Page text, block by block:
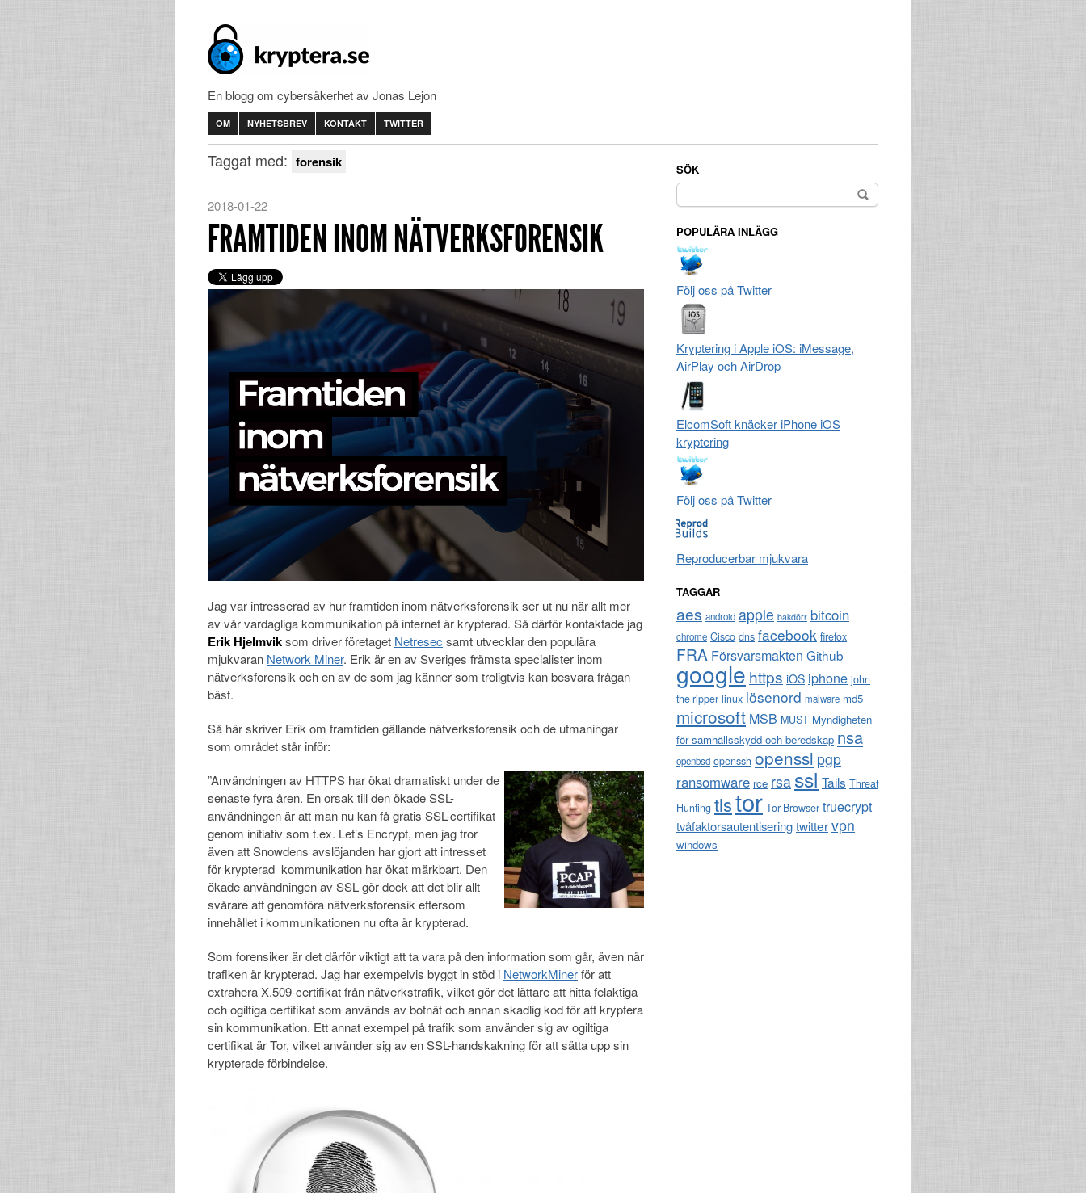
En blogg om cybersäkerhet av Jonas Lejon
OM NYHETSBREV KONTAKT TWITTER
Taggat med: forensik
2018-01-22
FRAMTIDEN INOM NÄTVERKSFORENSIK
Jag var intresserad av hur framtiden inom nätverksforensik ser ut nu när allt mer
av vår vardagliga kommunikation på internet är krypterad. Så därför kontaktade jag
Erik Hjelmviksom driver företaget Netresec samt utvecklar den populära
mjukvaran Network Miner. Erik är en av Sveriges främsta specialister inom
nätverksforensik och en av de som jag känner som troligtvis kan besvara frågan
bäst.
Så här skriver Erik om framtiden gällande nätverksforensik och de utmaningar
som området står inför:
”Användningen av HTTPS har ökat dramatiskt under de
senaste fyra åren. En orsak till den ökade SSL-
användningen är att man nu kan få gratis SSL-certifikat
genom initiativ som t.ex. Let’s Encrypt, men jag tror
även att Snowdens avslöjanden har gjort att intresset
för krypterad kommunikation har ökat märkbart. Den
ökade användningen av SSL gör dock att det blir allt
svårare att genomföra nätverksforensik eftersom
innehållet i kommunikationen nu ofta är krypterad.
Som forensiker är det därför viktigt att ta vara på den information som går, även när
trafiken är krypterad. Jag har exempelvis byggt in stöd i NetworkMinerför att
extrahera X.509-certifikat från nätverkstrafik, vilket gör det lättare att hitta felaktiga
och ogiltiga certifikat som används av botnät och annan skadlig kod för att kryptera
sin kommunikation. Ett annat exempel på trafik som använder sig av ogiltiga
certifikat är Tor, vilket använder sig av en SSL-handskakning för att sätta upp sin
krypterade förbindelse.
SÖK
Sök
efter:
POPULÄRA INLÄGG
Följ oss på Twitter
Kryptering i Apple iOS: iMessage,
AirPlay och AirDrop
ElcomSoft knäcker iPhone iOS
kryptering
Följ oss på Twitter
Reproducerbar mjukvara
TAGGAR
aes android apple bakdörr bitcoin
chrome Cisco dns facebook firefox
FRA Försvarsmakten Github
google https iOS iphone john
the ripper linux lösenord malware md5
microsoft MSB MUST Myndigheten
för samhällsskydd och beredskap nsa
openbsd openssh openssl pgp
ransomware rce rsa ssl Tails Threat
Hunting tlstor Tor Browser truecrypt
tvåfaktorsautentiseringtwittervpn
windows